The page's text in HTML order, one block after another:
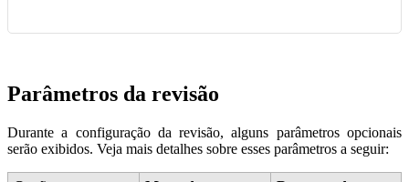
Parâmetros da revisão
Durante a configuração da revisão, alguns parâmetros opcionais
serão exibidos. Veja mais detalhes sobre esses parâmetros a seguir: